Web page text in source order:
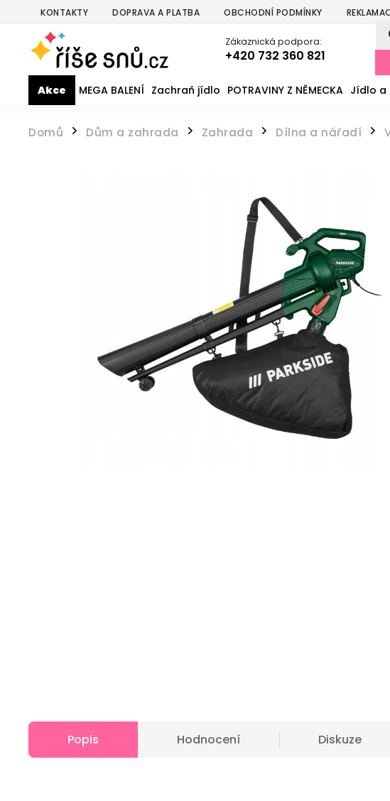
KONTAKTY DOPRAVA A PLATBA OBCHODNÍ PODMÍNKY
Zákaznická podpora:
+420 732 360 821
Akce MEGA BALENÍ Zachraň jídlo POTRAVINY Z NĚMECKA Jídlo a
Domů / Dům a zahrada / Zahrada / Dílna a nářadí /
Popis Hodnocení Diskuze